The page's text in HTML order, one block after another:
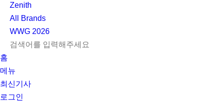
Zenith
All Brands
WWG 2026
L
G
I
N
S
A
R
C
닫
l
e
a
검
색
하
기
홈
메뉴
최신기사
로그인